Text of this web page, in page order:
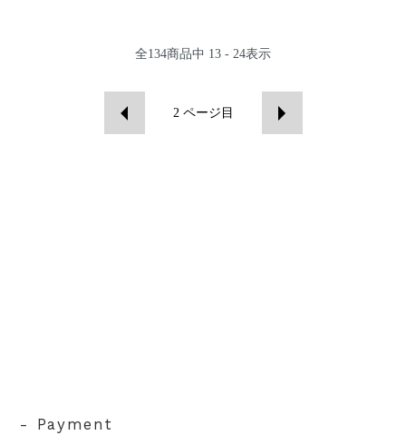
全134商品中 13 - 24表示
2 ページ目
- Payment